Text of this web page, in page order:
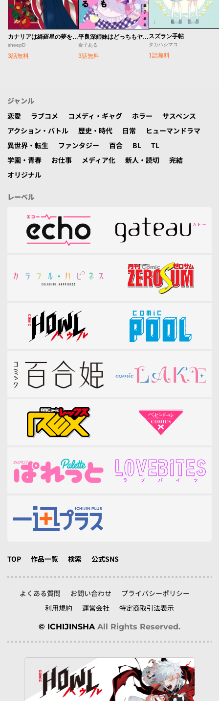
カナリアは綺羅星の夢をみる
sheepD
3話無料
平良深姉妹はどっちもヤんでる
金子ある
3話無料
スズラン手帖
タカハシマコ
1話無料
ジャンル
恋愛
ラブコメ コメディ・ギャグ ホラー
サスペンス
アクション・バトル
歴史・時代 日常
ヒューマンドラマ
異世界・転生
ファンタジー 百合 BL
TL
学園・青春
お仕事 メディア化 新人・読切
完結
オリジナル
レーベル
TOP 作品一覧 検索 公式SNS
よくある質問 お問い合わせ
プライバシーポリシー
利用規約
運営会社 特定商取引法表示
© ICHIJINSHA All Rights Reserved.